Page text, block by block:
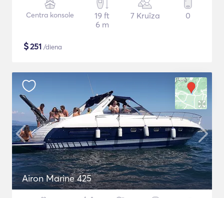
Centra konsole
19 ft
6 m
7 Kruīza 0
$251 /diena
Airon Marine 425